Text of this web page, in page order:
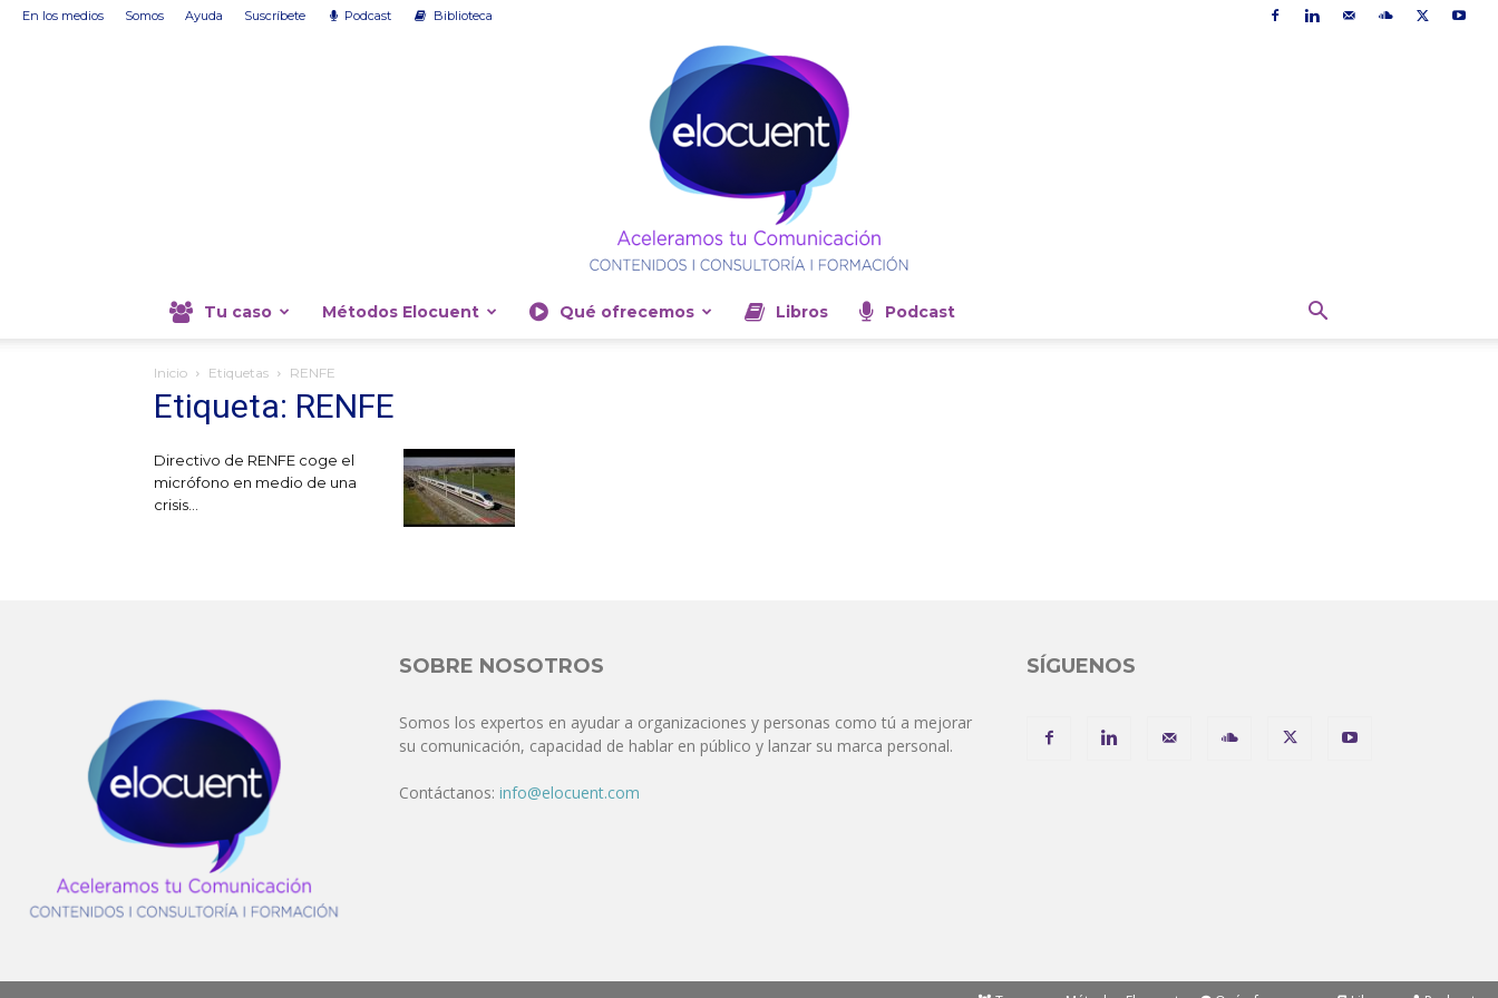
En los medios Somos Ayuda Suscríbete Podcast Biblioteca
Tu caso Métodos Elocuent Qué ofrecemos Libros Podcast
Inicio Etiquetas RENFE
Etiqueta: RENFE
Directivo de RENFE coge el
micrófono en medio de una
crisis...
SOBRE NOSOTROS
Somos los expertos en ayudar a organizaciones y personas como tú a mejorar
su comunicación, capacidad de hablar en público y lanzar su marca personal.
Contáctanos: info@elocuent.com
SÍGUENOS